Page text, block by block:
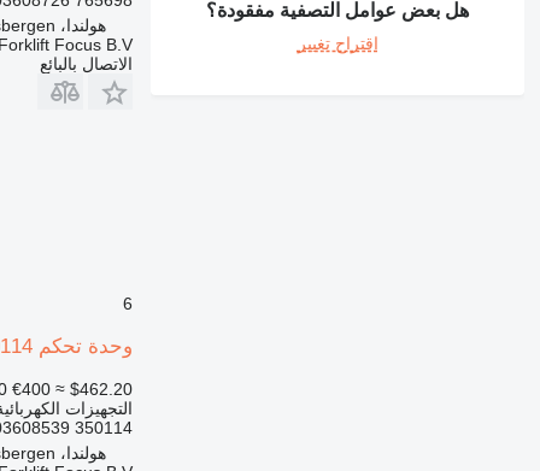
هل بعض عوامل التصفية مفقودة؟
اقتراح تغيير
هولندا، Haaksbergen
Forklift Focus B.V.
الاتصال بالبائع
6
وحدة تحكم 350114 لـ رافعة البليت الكهربائية Linde T16/18/20
€400 ≈ $462.20
التجهيزات
350114 3903608539
هولندا، Haaksbergen